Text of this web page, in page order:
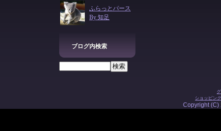
ふらっとパース
By 知足
ブログ内検索
ショッピン
Copyright